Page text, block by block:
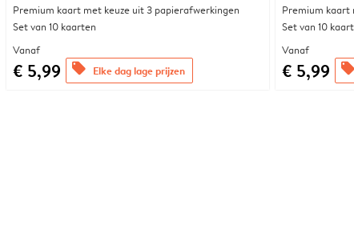
Premium kaart met keuze uit 3 papierafwerkingen
Set van 10 kaarten
Vanaf
€ 5,99 offers Elke dag lage prijzen
Premium kaart
Set van 10
Vanaf
€ 5,99 offers